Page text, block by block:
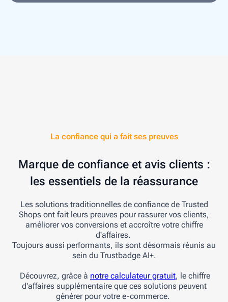
La confiance qui a fait ses preuves
Marque de confiance et avis clients :
les essentiels de la réassurance
Les solutions traditionnelles de confiance de Trusted
Shops ont fait leurs preuves pour rassurer vos clients,
améliorer vos conversions et accroître votre chiffre
d'affaires.
Toujours aussi performants, ils sont désormais réunis au
sein du Trustbadge AI+.
Découvrez, grâce à notre calculateur gratuit, le chiffre
d'affaires supplémentaire que ces solutions peuvent
générer pour votre e-commerce.